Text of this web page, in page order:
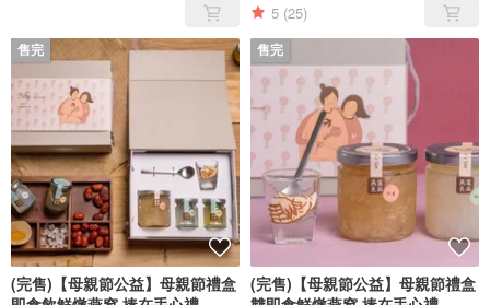
5 (25)
售完
(完售)【母親節公益】母親節禮盒
售完
(完售)【母親節公益】母親節禮盒